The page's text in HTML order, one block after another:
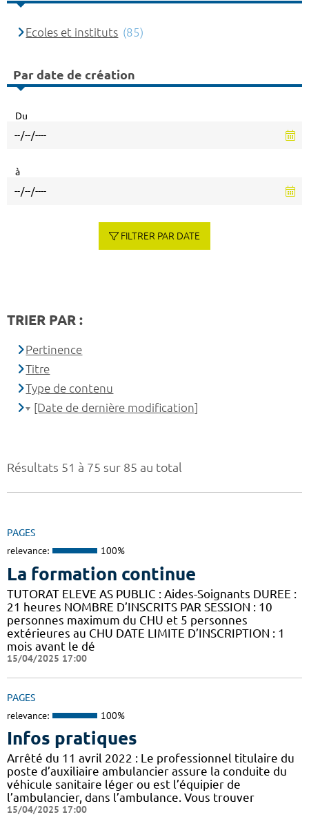
Résultats 51 à 75 sur 85 au total
PAGES
relevance: 100%
La formation continue
TUTORAT ELEVE AS PUBLIC : Aides-Soignants DUREE :
21 heures NOMBRE D’INSCRITS PAR SESSION : 10
personnes maximum du CHU et 5 personnes
extérieures au CHU DATE LIMITE D’INSCRIPTION : 1
mois avant le dé
15/04/2025 17:00
PAGES
relevance: 100%
Infos pratiques
Arrêté du 11 avril 2022 : Le professionnel titulaire du
poste d’auxiliaire ambulancier assure la conduite du
véhicule sanitaire léger ou est l’équipier de
l’ambulancier, dans l’ambulance. Vous trouver
15/04/2025 17:00
Ecoles et instituts (85)
Par date de création
Du
à
FILTRER PAR DATE
TRIER PAR :
Pertinence
Titre
Type de contenu
[Date de dernière modification]